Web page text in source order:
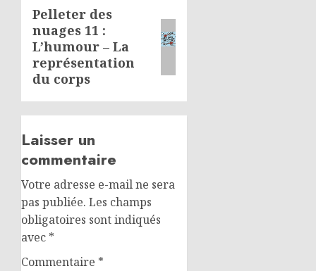
Article
suivant:
Pelleter des
nuages 11 :
L’humour – La
représentation
du corps
Laisser un
commentaire
Votre adresse e-mail ne sera
pas publiée. Les champs
obligatoires sont indiqués
avec *
Commentaire *